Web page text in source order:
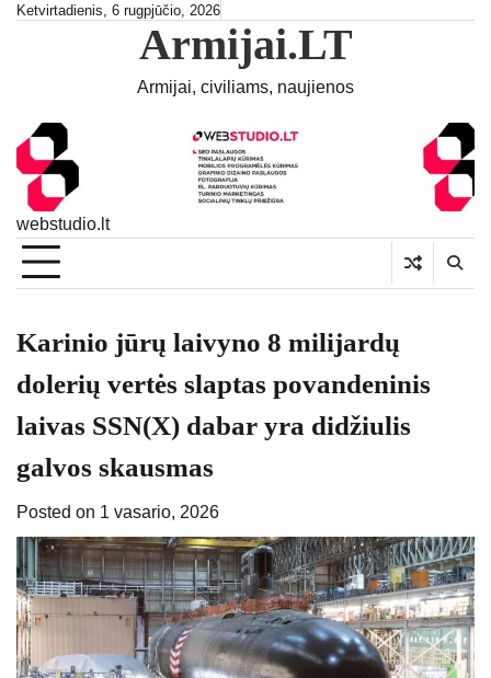
SkipKetvirtadienis, 6 rugpjūčio, 2026
Armijai.LT
Armijai, civiliams, naujienos
webstudio.lt
Karinio jūrų laivyno 8 milijardų
dolerių vertės slaptas povandeninis
laivas SSN(X) dabar yra didžiulis
galvos skausmas
Posted on 1 vasario, 2026